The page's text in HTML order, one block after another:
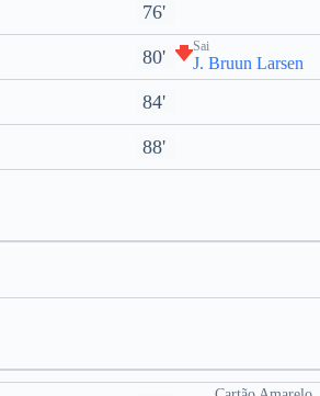
76'
80' Sai
J. Bruun Larsen
84'
88'